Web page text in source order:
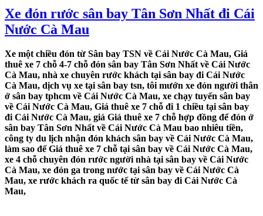
Xe đón rước sân bay Tân Sơn Nhất đi Cái
Nước Cà Mau
Xe một chiều đón từ Sân bay TSN về Cái Nước Cà Mau, Giá
thuê xe 7 chỗ 4-7 chỗ đón sân bay Tân Sơn Nhất về Cái Nước
Cà Mau, nhà xe chuyên rước khách tại sân bay đi Cái Nước
Cà Mau, dịch vụ xe tại sân bay tsn, tôi mướn xe đón người thân
ở sân bay tphcm về Cái Nước Cà Mau, xe chạy tuyến sân bay
về Cái Nước Cà Mau, Giá thuê xe 7 chỗ đi 1 chiều tại sân bay
đi Cái Nước Cà Mau, giá Giá thuê xe 7 chỗ hợp đồng để đón ở
sân bay Tân Sơn Nhất về Cái Nước Cà Mau bao nhiêu tiền,
công ty du lịch nhận đón khách sân bay về Cái Nước Cà Mau,
làm sao để Giá thuê xe 7 chỗ tại sân bay về Cái Nước Cà Mau,
xe 4 chỗ chuyên đón rước người nhà tại sân bay về Cái Nước
Cà Mau, xe đón ga trong nước tại sân bay về Cái Nước Cà
Mau, xe rước khách ra quốc tế từ sân bay đi Cái Nước Cà
Mau,